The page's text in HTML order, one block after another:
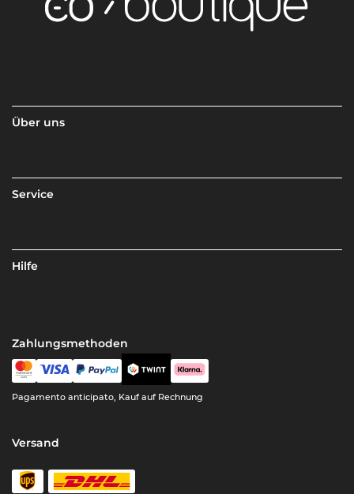
Über uns
Service
Hilfe
Zahlungsmethoden
Pagamento anticipato, Kauf auf Rechnung
Versand